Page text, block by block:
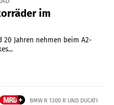
im
20 Jahren nehmen beim A2-
BMW R 1300 R UND DUCATI